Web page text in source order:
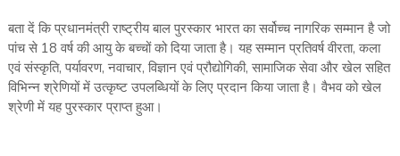
बता दें कि प्रधानमंत्री राष्ट्रीय बाल पुरस्कार भारत का सर्वोच्च नागरिक सम्मान है जो
पांच से 18 वर्ष की आयु के बच्चों को दिया जाता है। यह सम्मान प्रतिवर्ष वीरता, कला
एवं संस्कृति, पर्यावरण, नवाचार, विज्ञान एवं प्रौद्योगिकी, सामाजिक सेवा और खेल सहित
विभिन्न श्रेणियों में उत्कृष्ट उपलब्धियों के लिए प्रदान किया जाता है। वैभव को खेल
श्रेणी में यह पुरस्कार प्राप्त हुआ।